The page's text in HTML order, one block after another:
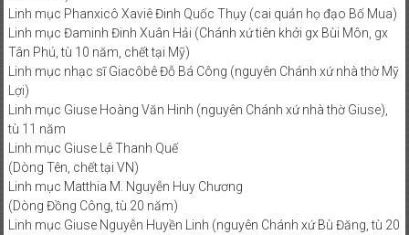
DÂN
ĐÒI
TRẢ
TÊN
SÀI
GÒN
Linh mục Phanxicô Xaviê Đinh Quốc Thụy (cai quản họ đạo Bố Mua)
Linh mục Đaminh Đinh Xuân Hải (Chánh xứ tiên khởi gx Bùi Môn, gx
Tân Phú, tù 10 năm, chết tại Mỹ)
Linh mục nhạc sĩ Giacôbê Đỗ Bá Công (nguyên Chánh xứ nhà thờ Mỹ
Lợi)
Linh mục Giuse Hoàng Văn Hinh (nguyên Chánh xứ nhà thờ Giuse),
tù 11 năm
Linh mục Giuse Lê Thanh Quế
(Dòng Tên, chết tại VN)
Linh mục Matthia M. Nguyễn Huy Chương
(Dòng Đồng Công, tù 20 năm)
Linh mục Giuse Nguyễn Huyền Linh (nguyên Chánh xứ Bù Đăng, tù 20